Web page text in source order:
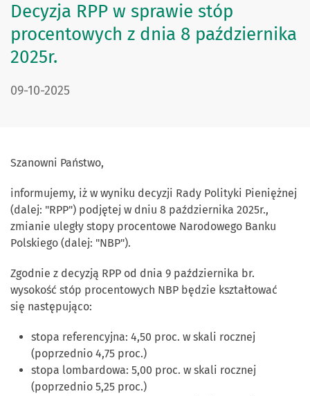
Decyzja RPP w sprawie stóp
procentowych z dnia 8 października
2025r.
DATA PUBLIKACJI:
09-10-2025
Szanowni Państwo,
informujemy, iż w wyniku decyzji Rady Polityki Pieniężnej
(dalej: "RPP") podjętej w dniu 8 października 2025r.,
zmianie uległy stopy procentowe Narodowego Banku
Polskiego (dalej: "NBP").
Zgodnie z decyzją RPP od dnia 9 października br.
wysokość stóp procentowych NBP będzie kształtować
się następująco:
stopa referencyjna: 4,50 proc. w skali rocznej
(poprzednio 4,75 proc.)
stopa lombardowa: 5,00 proc. w skali rocznej
(poprzednio 5,25 proc.)